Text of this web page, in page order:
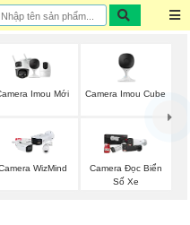
Imou Mới Camera Imou Cube
WizMind
Camera Đọc Biển
Số Xe